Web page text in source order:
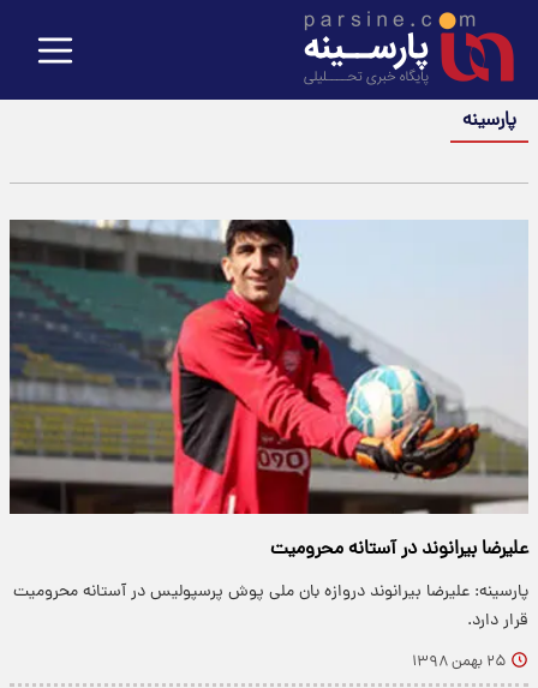
پارسینه
علیرضا بیرانوند در آستانه محرومیت
پارسینه: علیرضا بیرانوند دروازه بان ملی پوش پرسپولیس در آستانه محرومیت
قرار دارد.
۲۵ بهمن ۱۳۹۸